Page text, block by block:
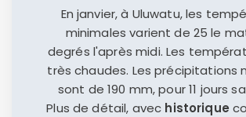
En janvier, à Uluwatu, les
minimales varient de 25 le
degrés l'après midi. Les
très chaudes. Les précipitations
sont de 190 mm, pour 11 jours
Plus de détail, avec historique